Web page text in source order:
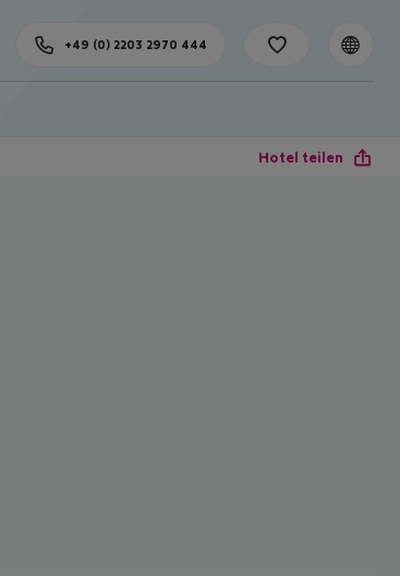
+49 (0) 2203 2970 444
Hotel teilen